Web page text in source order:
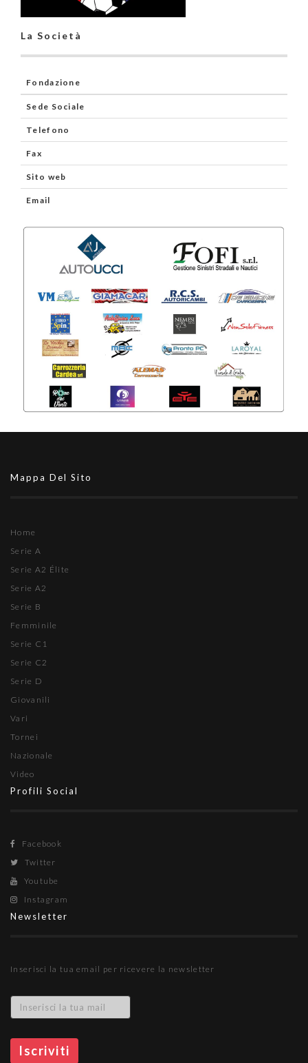
La Società
Fondazione
Sede Sociale
Telefono
Fax
Sito web
Email
Mappa Del Sito
Home
Serie A
Serie A2 Élite
Serie A2
Serie B
Femminile
Serie C1
Serie C2
Serie D
Giovanili
Vari
Tornei
Nazionale
Video
Profili Social
Facebook
Twitter
Youtube
Instagram
Newsletter
Inserisci la tua email per ricevere la newsletter